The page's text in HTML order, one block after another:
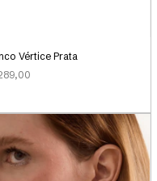
Vértice Prata